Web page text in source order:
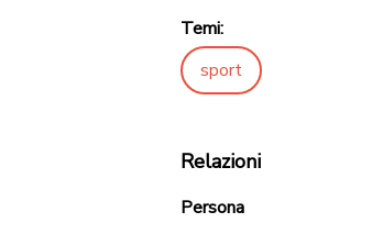
Temi:
sport
Relazioni
Persona